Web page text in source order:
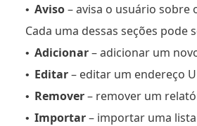
• Aviso– avisa o usuário sobre
Cada uma dessas seções pode
• Adicionar– adicionar um
• Editar– editar um endereço
• Remover– remover um
• Importar– importar uma lista